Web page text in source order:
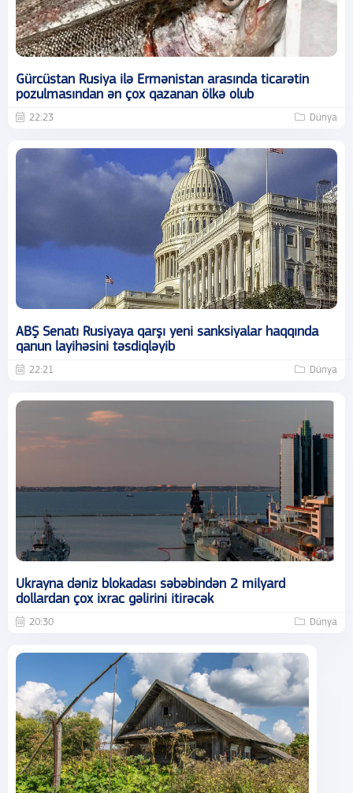
Gürcüstan Rusiya ilə Ermənistan arasında ticarətin
pozulmasından ən çox qazanan ölkə olub
22:23 Dünya
ABŞ Senatı Rusiyaya qarşı yeni sanksiyalar haqqında
qanun layihəsini təsdiqləyib
22:21 Dünya
Ukrayna dəniz blokadası səbəbindən 2 milyard
dollardan çox ixrac gəlirini itirəcək
20:30 Dünya